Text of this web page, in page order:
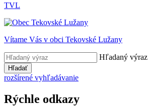
TVL
Vítame Vás v obci Tekovské Lužany
Hľadaný výraz
Hľadať
rozšírené vyhľadávanie
Rýchle odkazy